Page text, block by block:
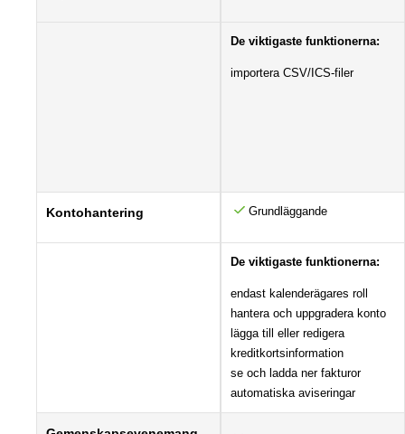
De viktigaste funktionerna:
importera CSV/ICS-filer
Kontohantering Grundläggande
De viktigaste funktionerna:
endast kalenderägares roll
hantera och uppgradera konto
lägga till eller redigera
kreditkortsinformation
se och ladda ner fakturor
automatiska aviseringar